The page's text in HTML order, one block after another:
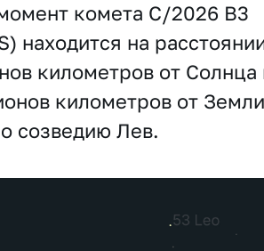
комета C/2026 B3
находится на
километров от Солнца
километров от
созведию Лев.